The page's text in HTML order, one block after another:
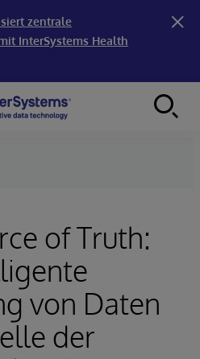
zentrale
InterSystems Health
of Truth:
von Daten
der